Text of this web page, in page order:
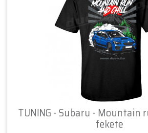
TUNING - Subaru - Mountain
fekete